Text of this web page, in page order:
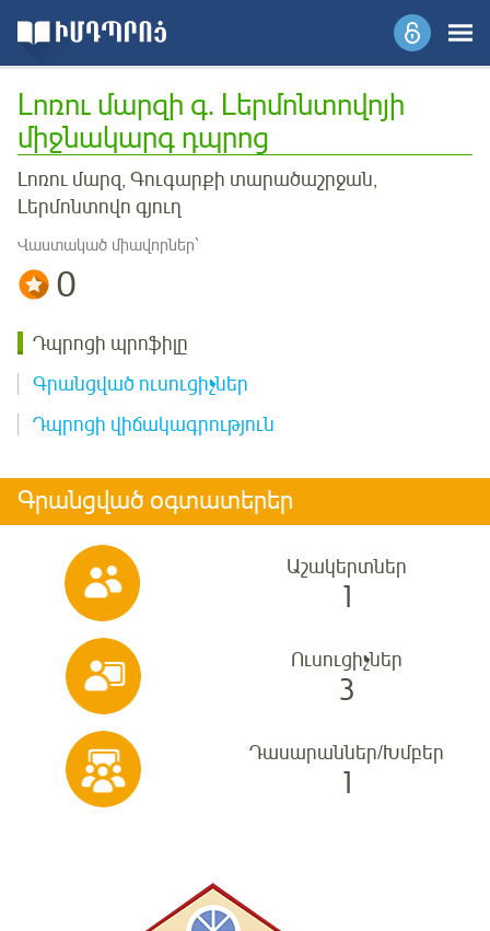
Լոռու մարզի գ. Լերմոնտովոյի
միջնակարգ դպրոց
Լոռու մարզ, Գուգարքի տարածաշրջան,
Լերմոնտովո գյուղ
Վաստակած միավորներ՝
0
Դպրոցի պրոֆիլը
Գրանցված ուսուցիչներ
Դպրոցի վիճակագրություն
Գրանցված օգտատերեր
Աշակերտներ
1
Ուսուցիչներ
3
Դասարաններ/Խմբեր
1